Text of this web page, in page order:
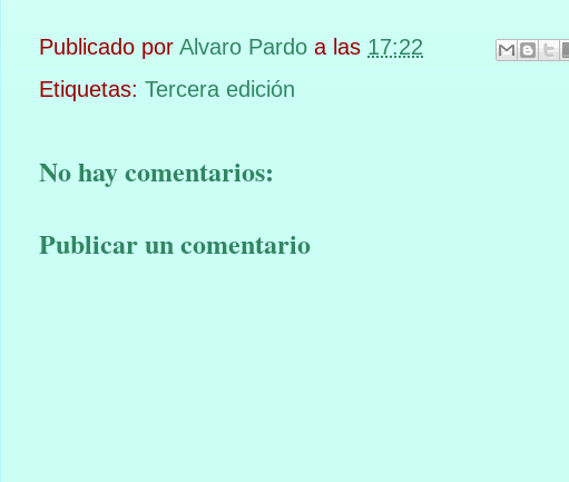
Publicado por Alvaro Pardo a las 17:22
Etiquetas: Tercera edición
No hay comentarios:
Publicar un comentario